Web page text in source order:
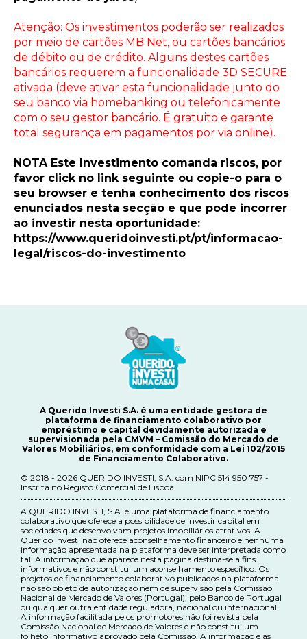
Atenção: Os investimentos poderão ser realizados
por meio de cartões MB Net, ou cartões bancários
de débito ou de crédito. Alguns destes cartões
bancários requerem a funcionalidade 3D SECURE
ativada (deve ativar esta funcionalidade junto do
seu banco via homebanking ou telefonicamente
com o seu gestor bancário. É gratuito e garante
total segurança em pagamentos por via online).
NOTA Este Investimento comanda riscos, por
favor click no link seguinte ou copie-o para o
seu browser e tenha conhecimento dos riscos
enunciados nesta secção e que pode incorrer
ao investir nesta oportunidade:
https://www.queridoinvesti.pt/pt/informacao-
legal/riscos-do-investimento
A Querido Investi S.A. é uma entidade gestora de
plataforma de financiamento colaborativo por
empréstimo e capital devidamente autorizada e
supervisionada pela CMVM – Comissão do Mercado de
Valores Mobiliários, em conformidade com a Lei 102/2015
de Financiamento Colaborativo.
© 2018 - 2026 QUERIDO INVESTI, S.A. com NIPC 514 950 757 -
Inscrita no Registo Comercial de Lisboa.
A QUERIDO INVESTI, S.A. é uma plataforma de financiamento
colaborativo que oferece a possibilidade de investir capital em
sociedades que desenvolvam projetos imobiliários atrativos. A
Querido Investi não oferece aconselhamento financeiro e nenhuma
informação apresentada na plataforma deve ser interpretada como
tal. A informação que aparece nesta página destina-se a fins
informativos e não constitui um aconselhamento específico. Os
projetos de financiamento colaborativo publicados na plataforma
não são objeto de autorização nem de supervisão pela Comissão
Nacional de Mercado de Valores (Portugal), pelo Banco de Portugal
ou qualquer outra entidade reguladora, nacional ou internacional.
A informação facilitada pelos promotores não foi revista pela
Comissão Nacional de Mercado de Valores e não constitui um
folheto informativo aprovado pela Comissão. A informação e as